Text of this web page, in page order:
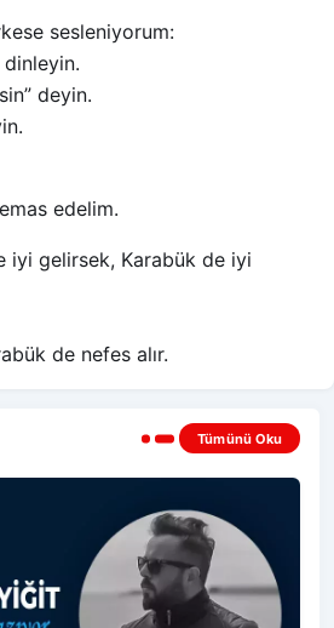
sesleniyorum:
deyin.
edelim.
iyi gelirsek, Karabük de iyi
de nefes alır.
Tümünü Oku